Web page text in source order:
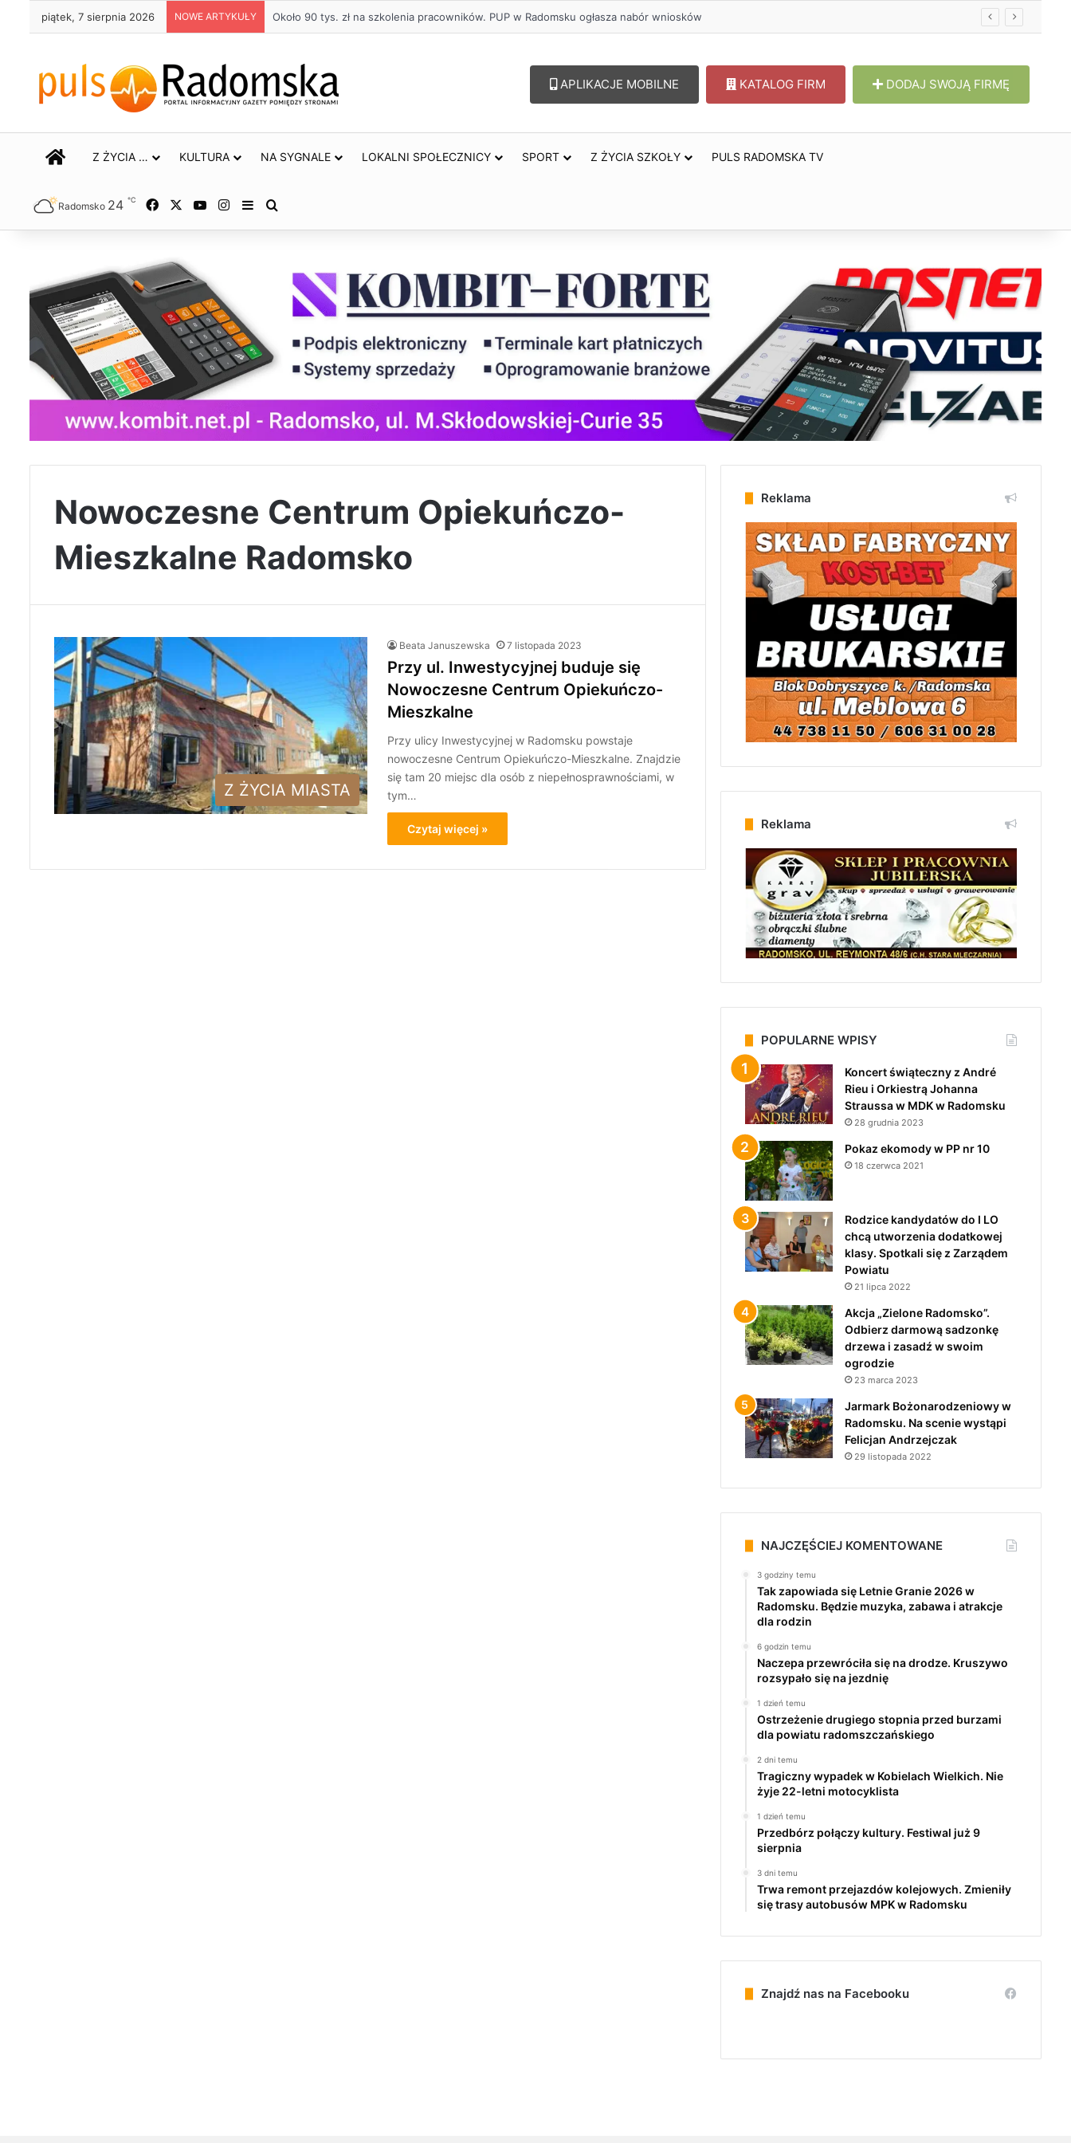
piątek, 7 sierpnia 2026 NOWE ARTYKUŁY Około 90 tys. zł na szkolenia pracowników. PUP w Radomsku ogłasza nabór wniosków
APLIKACJE MOBILNE KATALOG FIRM DODAJ SWOJĄ FIRMĘ
STRONA GŁÓWNA
Z ŻYCIA … KULTURA NA SYGNALE LOKALNI SPOŁECZNICY SPORT Z ŻYCIA SZKOŁY PULS RADOMSKA TV
Radomsko 24 ℃ Facebook YouTubeInstagram
Sidebar
Nowoczesne Centrum Opiekuńczo-
Mieszkalne Radomsko
Z ŻYCIA MIASTA
Beata Januszewska 7 listopada 2023
Przy ul. Inwestycyjnej buduje się
Nowoczesne Centrum Opiekuńczo-
Mieszkalne
Przy ulicy Inwestycyjnej w Radomsku powstaje
nowoczesne Centrum Opiekuńczo-Mieszkalne. Znajdzie
się tam 20 miejsc dla osób z niepełnosprawnościami, w
tym…
Czytaj więcej »
Reklama
Reklama
POPULARNE WPISY
Koncert świąteczny z André
Rieu i Orkiestrą Johanna
Straussa w MDK w Radomsku
28 grudnia 2023
Pokaz ekomody w PP nr 10
18 czerwca 2021
Rodzice kandydatów do I LO
chcą utworzenia dodatkowej
klasy. Spotkali się z Zarządem
Powiatu
21 lipca 2022
Akcja „Zielone Radomsko”.
Odbierz darmową sadzonkę
drzewa i zasadź w swoim
ogrodzie
23 marca 2023
Jarmark Bożonarodzeniowy w
Radomsku. Na scenie wystąpi
Felicjan Andrzejczak
29 listopada 2022
NAJCZĘŚCIEJ KOMENTOWANE
3 godziny temu
Tak zapowiada się Letnie Granie 2026 w
Radomsku. Będzie muzyka, zabawa i atrakcje
dla rodzin
6 godzin temu
Naczepa przewróciła się na drodze. Kruszywo
rozsypało się na jezdnię
1 dzień temu
Ostrzeżenie drugiego stopnia przed burzami
dla powiatu radomszczańskiego
2 dni temu
Tragiczny wypadek w Kobielach Wielkich. Nie
żyje 22-letni motocyklista
1 dzień temu
Przedbórz połączy kultury. Festiwal już 9
sierpnia
3 dni temu
Trwa remont przejazdów kolejowych. Zmieniły
się trasy autobusów MPK w Radomsku
Znajdź nas na Facebooku